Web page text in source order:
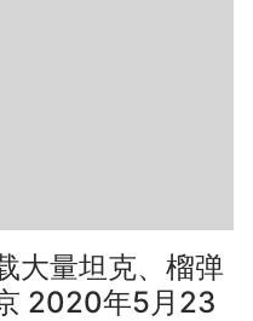
大量坦克、榴弹
2020年5月23